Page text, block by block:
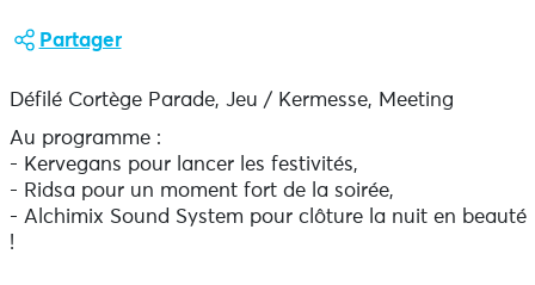
Partager
Défilé Cortège Parade, Jeu / Kermesse, Meeting
Au programme :
- Kervegans pour lancer les festivités,
- Ridsa pour un moment fort de la soirée,
- Alchimix Sound System pour clôture la nuit en beauté
!